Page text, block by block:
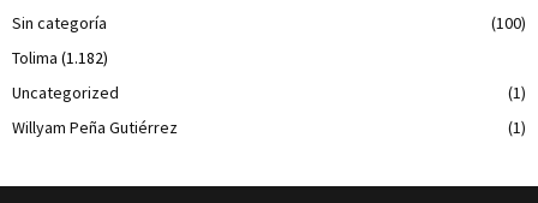
Sin categoría
(100)
Tolima (1.182)
Uncategorized
(1)
Willyam Peña Gutiérrez
(1)